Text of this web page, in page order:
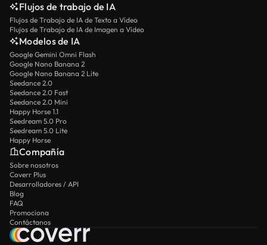
Flujos de trabajo de IA
Flujos de Trabajo de IA de Texto a Vídeo
Flujos de Trabajo de IA de Imagen a Vídeo
Modelos de IA
Google Gemini Omni Flash
Google Nano Banana 2
Google Nano Banana 2 Lite
Seedance 2.0
Seedance 2.0 Fast
Seedance 2.0 Mini
Happy Horse 1.1
Seedream 5.0 Pro
Seedream 5.0 Lite
Happy Horse
Compañía
Sobre nosotros
Coverr Plus
Desarrolladores / API
Blog
FAQ
Promociona
Contáctanos